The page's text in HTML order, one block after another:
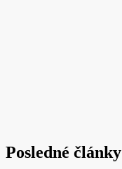
Posledné články